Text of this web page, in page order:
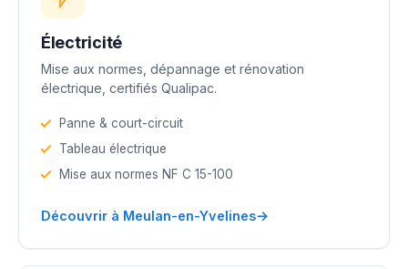
Électricité
Mise aux normes, dépannage et rénovation
électrique, certifiés Qualipac.
Panne & court-circuit
Tableau électrique
Mise aux normes NF C 15-100
Découvrir à Meulan-en-Yvelines→